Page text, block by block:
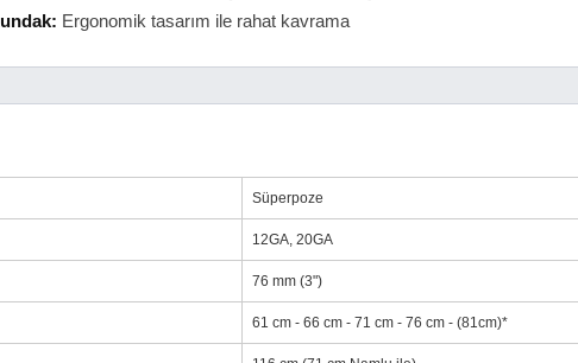
Ergonomik tasarım ile rahat kavrama
Süperpoze
12GA, 20GA
76 mm (3")
61 cm - 66 cm - 71 cm - 76 cm - (81cm)*